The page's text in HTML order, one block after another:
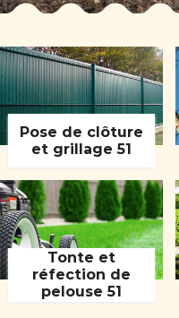
Pose de clôture
et grillage 51
Tonte et
réfection de
pelouse 51